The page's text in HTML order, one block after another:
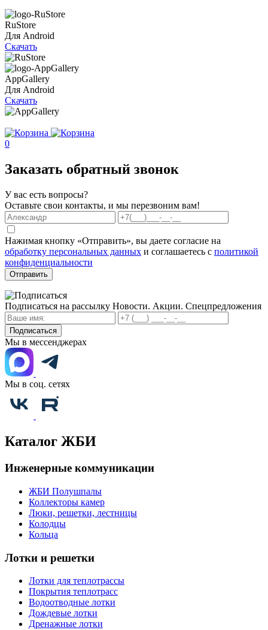
RuStore
Для Android
Скачать
AppGallery
Для Android
Скачать
0
Заказать обратный звонок
У вас есть вопросы?
Оставьте свои контакты, и мы перезвоним вам!
Нажимая кнопку «Отправить», вы даете согласие на
обработку персональных данных и соглашаетесь с политикой
конфиденциальности
Отправить
Подписаться на рассылку Новости. Акции. Спецпредложения
Подписаться
Мы в мессенджерах
Мы в соц. сетях
Каталог ЖБИ
Инженерные коммуникации
ЖБИ Полушпалы
Коллекторы камер
Люки, решетки, лестницы
Колодцы
Кольца
Лотки и решетки
Лотки для теплотрассы
Покрытия теплотрасс
Водоотводные лотки
Дождевые лотки
Дренажные лотки